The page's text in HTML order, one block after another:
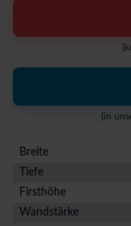
(in
Breite
Tiefe
Firsthöhe
Wandstärke